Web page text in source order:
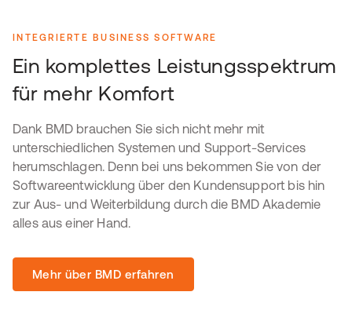
INTEGRIERTE BUSINESS SOFTWARE
Ein komplettes Leistungsspektrum
für mehr Komfort
Dank BMD brauchen Sie sich nicht mehr mit
unterschiedlichen Systemen und Support-Services
herumschlagen. Denn bei uns bekommen Sie von der
Softwareentwicklung über den Kundensupport bis hin
zur Aus- und Weiterbildung durch die BMD Akademie
alles aus einer Hand.
Mehr über BMD erfahren